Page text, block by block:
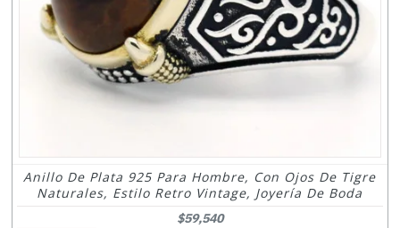
Anillo De Plata 925 Para Hombre, Con Ojos De Tigre
Naturales, Estilo Retro Vintage, Joyería De Boda
$59,540